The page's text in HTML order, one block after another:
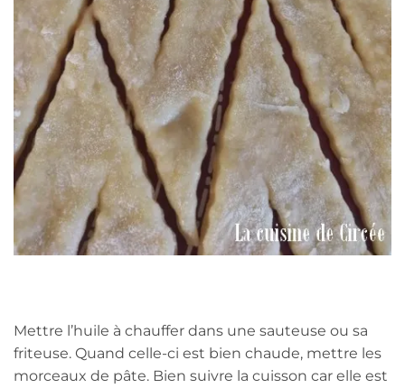
Mettre l’huile à chauffer dans une sauteuse ou sa
friteuse. Quand celle-ci est bien chaude, mettre les
morceaux de pâte. Bien suivre la cuisson car elle est